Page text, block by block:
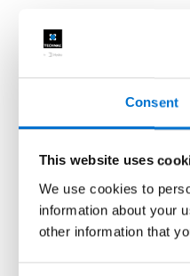
Consent
This website uses
We use cookies to
information about your
other information that